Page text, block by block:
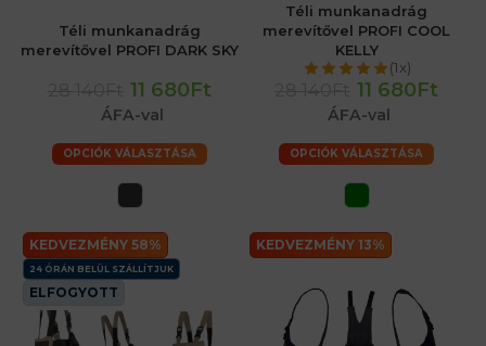
Téli munkanadrág
merevítővel PROFI DARK SKY
11 680Ft
ÁFA-val
OPCIÓK VÁLASZTÁSA
Téli munkanadrág
merevítővel PROFI COOL
KELLY
(1x)
11 680Ft
ÁFA-val
OPCIÓK VÁLASZTÁSA
KEDVEZMÉNY 58%
24 ÓRÁN BELÜL SZÁLLÍTJUK
ELFOGYOTT
KEDVEZMÉNY 13%